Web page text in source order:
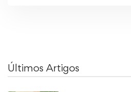
Últimos Artigos